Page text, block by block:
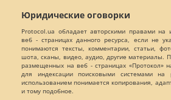
Юридические оговорки
Protocol.ua обладает авторскими правами
веб - страницах данного ресурса, если не
понимаются тексты, комментарии, статьи,
шота, сканы, видео, аудио, другие материалы.
размещенных на веб - страницах «Протокол»
для индексации поисковыми системами на
использованием понимается копирования,
и тому подобное.